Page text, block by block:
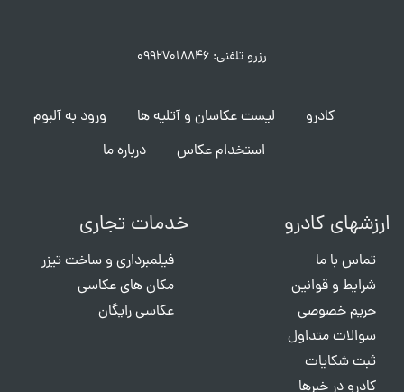
رزرو تلفنی: ۰۹۹۲۷۰۱۸۸۴۶
کادرو لیست عکاسان و آتلیه ها
ورود به آلبوم
استخدام عکاس
درباره ما
ارزشهای کادرو
تماس با ما
شرایط و قوانین
حریم خصوصی
سوالات متداول
ثبت شکایات
کادرو در خبرها
خدمات تجاری
فیلمبرداری و ساخت تیزر
مکان های عکاسی
عکاسی رایگان